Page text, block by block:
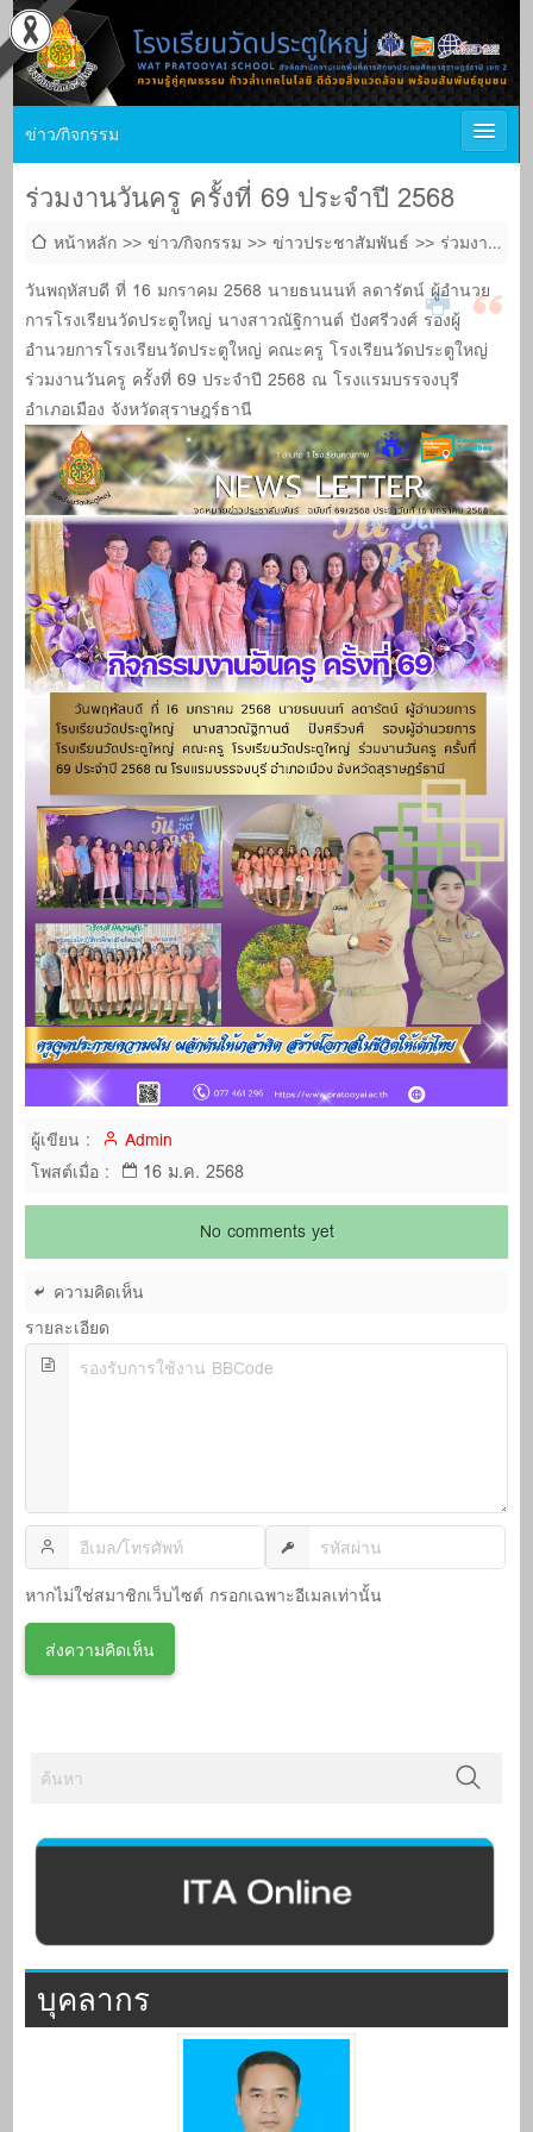
ข่าว/กิจกรรม
ร่วมงานวันครู ครั้งที่ 69 ประจำปี 2568
หน้าหลัก ข่าว/กิจกรรม ข่าวประชาสัมพันธ์
ร่วมงาน
วันพฤหัสบดี ที่ 16 มกราคม 2568 นายธนนนท์ ลดารัตน์ ผู้อำนวย
การโรงเรียนวัดประตูใหญ่ นางสาวณัฐิกานต์ ปังศรีวงศ์ รองผู้
อำนวยการโรงเรียนวัดประตูใหญ่ คณะครู โรงเรียนวัดประตูใหญ่
ร่วมงานวันครู ครั้งที่ 69 ประจำปี 2568 ณ โรงแรมบรรจงบุรี
อำเภอเมือง จังหวัดสุราษฎร์ธานี
ผู้เขียน :
Admin
โพสต์เมื่อ :
16 ม.ค. 2568
No comments yet
ความคิดเห็น
รายละเอียด
หากไม่ใช่สมาชิกเว็บไซต์ กรอกเฉพาะอีเมลเท่านั้น
บุคลากร